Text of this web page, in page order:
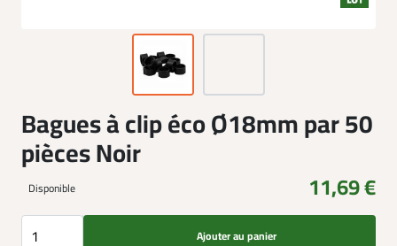
Bagues à clip éco Ø18mm par 50
pièces Noir
Disponible 11,69 €
Ajouter au panier